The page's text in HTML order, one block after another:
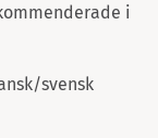
i
svensk